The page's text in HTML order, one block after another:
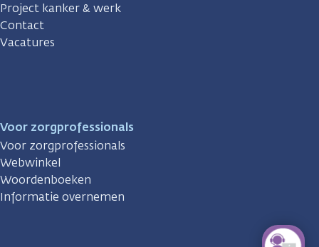
Project kanker & werk
Contact
Vacatures
Voor zorgprofessionals
Voor zorgprofessionals
Webwinkel
Woordenboeken
Informatie overnemen